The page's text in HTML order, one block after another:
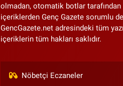
olmadan, otomatik botlar tarafından
içeriklerden Genç Gazete sorumlu
GencGazete.net adresindeki tüm
içeriklerin tüm hakları saklıdır.
Nöbetçi Eczaneler